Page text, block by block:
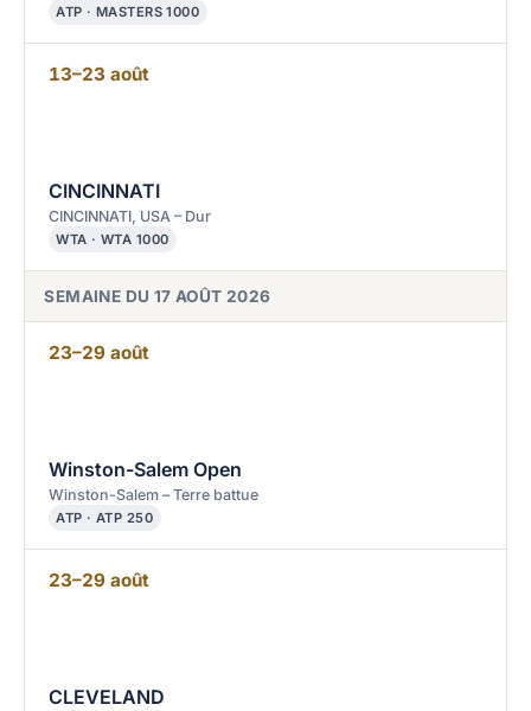
ATP · MASTERS 1000
13–23 août
CINCINNATI
CINCINNATI, USA – Dur
WTA · WTA 1000
SEMAINE DU 17 AOÛT 2026
23–29 août
Winston-Salem Open
Winston-Salem – Terre battue
ATP · ATP 250
23–29 août
CLEVELAND